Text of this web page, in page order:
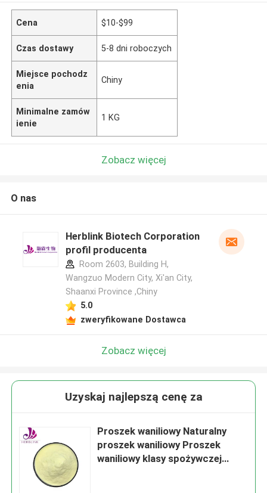
Cena $10-$99
Czas dostawy 5-8 dni roboczych
Miejsce pochodz
enia
Chiny
Minimalne zamów
ienie
1 KG
Zobacz więcej
O nas
Herblink Biotech Corporation
profil producenta
Room 2603, Building H,
Wangzuo Modern City, Xi'an City,
Shaanxi Province ,Chiny
5.0
zweryfikowane Dostawca
Zobacz więcej
Uzyskaj najlepszą cenę za
Proszek waniliowy Naturalny
proszek waniliowy Proszek
waniliowy klasy spożywczej